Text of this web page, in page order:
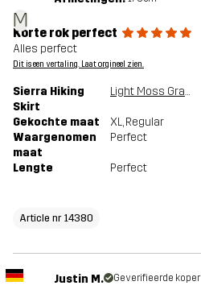
M
Korte rok perfect
Alles perfect
Dit is een vertaling. Laat orgineel zien.
Sierra Hiking
Skirt
Light Moss Gray
Gekochte maat XL, Regular
Waargenomen
maat
Perfect
Lengte Perfect
Article nr 14380
Justin M. Geverifieerde koper